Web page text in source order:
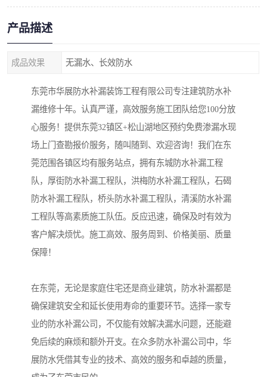
产品描述
成品效果 无漏水、长效防水
东莞市华展防水补漏装饰工程有限公司专注建筑防水补
漏维修十年。认真严谨，高效服务施工团队给您100分放
心服务！提供东莞32镇区+松山湖地区预约免费渗漏水现
场上门查勘报价服务，随叫随到、欢迎咨询！我们在东
莞范围各镇区均有服务站点，拥有东城防水补漏工程
队，厚街防水补漏工程队，洪梅防水补漏工程队，石碣
防水补漏工程队，桥头防水补漏工程队，清溪防水补漏
工程队等高素质施工队伍。反应迅速，确保及时有效为
客户解决烦忧。施工高效、服务周到、价格美丽、质量
保障！
在东莞，无论是家庭住宅还是商业建筑，防水补漏都是
确保建筑安全和延长使用寿命的重要环节。选择一家专
业的防水补漏公司，不仅能有效解决漏水问题，还能避
免后续的麻烦和额外开支。在众多防水补漏公司中，华
展防水凭借其专业的技术、高效的服务和卓越的质量，